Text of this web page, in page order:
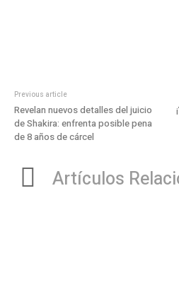
Previous article
Revelan nuevos detalles del juicio
de Shakira: enfrenta posible pena
de 8 años de cárcel
Artículos